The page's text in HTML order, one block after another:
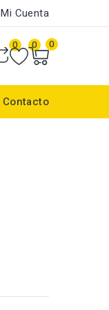
Mi Cuenta
0 0 0
Contacto